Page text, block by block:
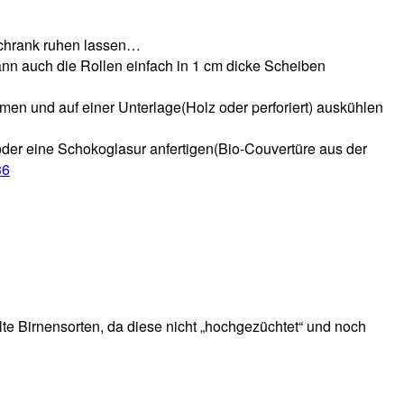
ruhen lassen…
auch die Rollen einfach in 1 cm dicke Scheiben
und auf einer Unterlage(Holz oder perforiert) auskühlen
eine Schokoglasur anfertigen(Bio-Couvertüre aus der
da diese nicht „hochgezüchtet“ und noch